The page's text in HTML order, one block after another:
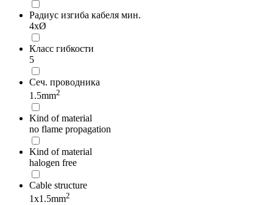
Радиус изгиба кабеля мин.
4xØ
Класс гибкости
5
Сеч. проводника
1.5mm2
Kind of material
no flame propagation
Kind of material
halogen free
Cable structure
1x1.5mm2